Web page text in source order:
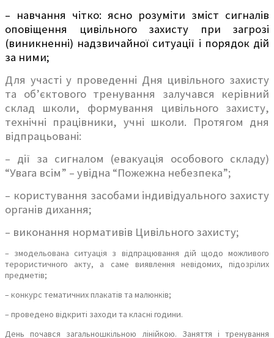
– навчання чітко: ясно розуміти зміст сигналів
оповіщення цивільного захисту при загрозі
(виникненні) надзвичайної ситуації і порядок дій
за ними;
Для участі у проведенні Дня цивільного захисту
та об’єктового тренування залучався керівний
склад школи, формування цивільного захисту,
технічні працівники, учні школи.
Протягом дня
відпрацьовані:
– дії за сигналом (евакуація особового складу)
“Увага всім” – увідна “Пожежна небезпека”;
– користування засобами індивідуального захисту
органів дихання;
– виконання нормативів Цивільного захисту;
– змодельована ситуація з відпрацювання дій щодо можливого
терористичного акту, а саме виявлення невідомих, підозрілих
предметів;
– конкурс тематичних плакатів та малюнків;
– проведено відкриті заходи та класні години.
День почався загальношкільною лінійкою. Заняття і тренування